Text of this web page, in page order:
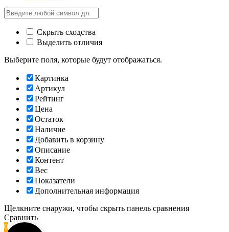
Скрыть сходства
Выделить отличия
Выберите поля, которые будут отображаться.
Картинка
Артикул
Рейтинг
Цена
Остаток
Наличие
Добавить в корзину
Описание
Контент
Вес
Показатели
Дополнительная информация
Щелкните снаружи, чтобы скрыть панель сравнения
Сравнить
0